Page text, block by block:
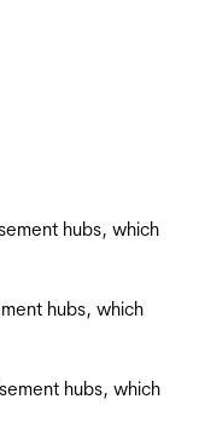
hubs, which
hubs, which
hubs, which